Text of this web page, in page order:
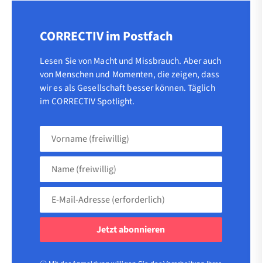
CORRECTIV im Postfach
Lesen Sie von Macht und Missbrauch. Aber auch
von Menschen und Momenten, die zeigen, dass
wir es als Gesellschaft besser können. Täglich
im CORRECTIV Spotlight.
Vorname
Name
(freiwillig)
Adresse